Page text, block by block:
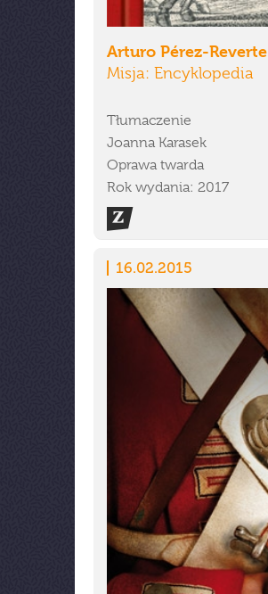
Arturo Pérez-Reverte
Misja: Encyklopedia
Tłumaczenie
Joanna Karasek
Oprawa twarda
Rok wydania: 2017
16.02.2015